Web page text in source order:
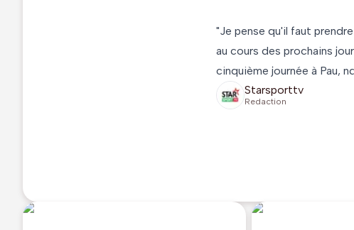
"Je pense qu'il faut
au cours des prochains
cinquième journée à Pau,
Starsporttv
Redaction